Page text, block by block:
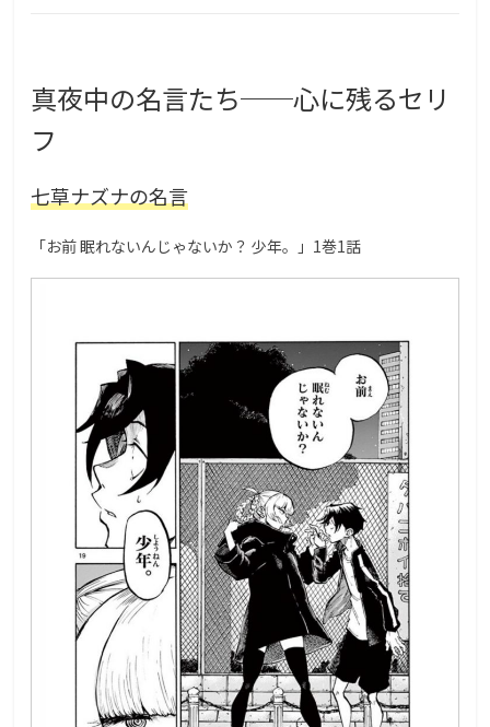
真夜中の名言たち──心に残るセリ
フ
七草ナズナの名言
「お前 眠れないんじゃないか？ 少年。」1巻1話